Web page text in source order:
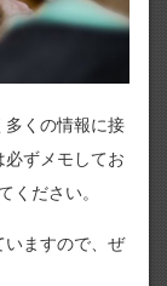
多くの情報に接
ずメモしてお
ください。
いますので、ぜ